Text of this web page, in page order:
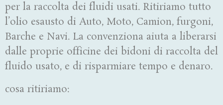
per la raccolta dei fluidi usati. Ritiriamo tutto
l’olio esausto di Auto, Moto, Camion, furgoni,
Barche e Navi. La convenziona aiuta a liberarsi
dalle proprie officine dei bidoni di raccolta del
fluido usato, e di risparmiare tempo e denaro.
cosa ritiriamo: